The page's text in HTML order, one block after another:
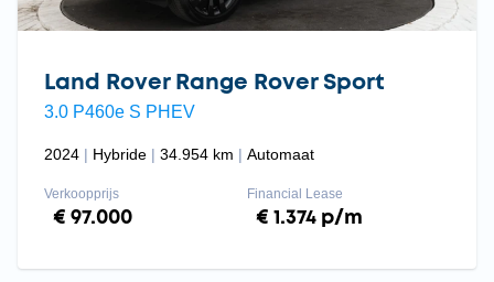
Land Rover Range Rover Sport
3.0 P460e S PHEV
2024 Hybride 34.954 km Automaat
Verkoopprijs
€ 97.000
Financial Lease
€ 1.374 p/m